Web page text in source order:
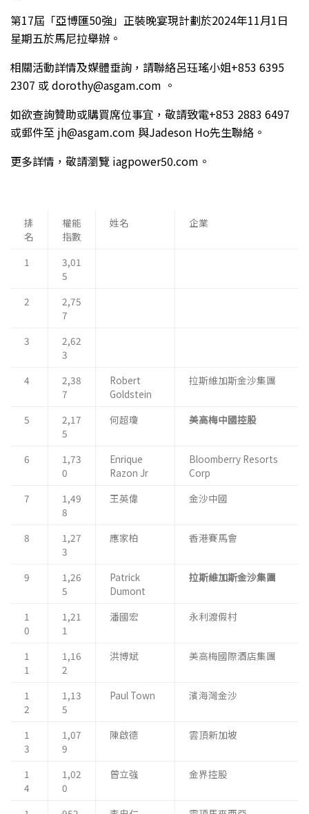
第17屆「亞博匯50強」正裝晚宴現計劃於2024年11月1日
星期五於馬尼拉舉辦。
相關活動詳情及媒體垂詢，請聯絡呂珏瑤小姐+853 6395
2307 或 dorothy@asgam.com 。
如欲查詢贊助或購買席位事宜，敬請致電+853 2883 6497
或郵件至 jh@asgam.com 與Jadeson Ho先生聯絡。
更多詳情，敬請瀏覽 iagpower50.com。
排
名
權能
指數
姓名 企業
1
3,01
5
2
2,75
7
3
2,62
3
4
2,38
7
Robert
Goldstein
拉斯維加斯金沙集團
5
2,17
5
何超瓊 美高梅中國控股
6
1,73
0
Enrique
Razon Jr
Bloomberry Resorts
Corp
7
1,49
8
王英偉 金沙中國
8
1,27
3
應家柏 香港賽馬會
9
1,26
5
Patrick
Dumont
拉斯維加斯金沙集團
1
0
1,21
1
潘國宏 永利渡假村
1
1
1,16
2
洪博斌 美高梅國際酒店集團
1
2
1,13
5
Paul Town 濱海灣金沙
1
3
1,07
9
陳啟德 雲頂新加坡
1
4
1,02
0
曾立強 金界控股